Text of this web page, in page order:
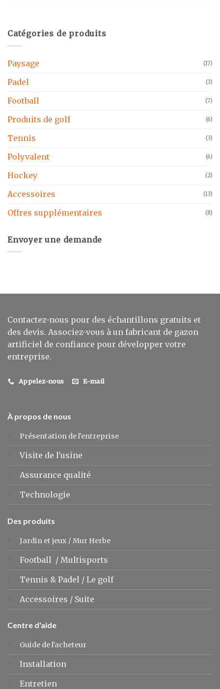
Catégories de produits
Paysage (17)
Padel (3)
Football (7)
Produits de golf (6)
Tennis (3)
Polyvalent (6)
Hockey (2)
Accessoires (13)
Offres supplémentaires (8)
Envoyer une demande
Contactez-nous pour des échantillons gratuits et
des devis. Associez-vous à un fabricant de gazon
artificiel de confiance pour développer votre
entreprise.
Appelez-nous E-mail
À propos de nous
Présentation de l'entreprise
Visite de l'usine
Assurance qualité
Technologie
Des produits
Jardin et jeux / Mur Herbe
Football / Multisports
Tennis & Padel / Le golf
Accessoires / Suite
Centre d'aide
Guide de l'acheteur
Installation
Entretien